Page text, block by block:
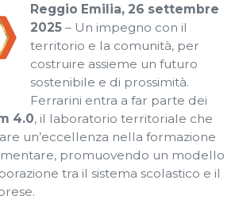
Reggio Emilia, 26 settembre
2025 – Un impegno con il
territorio e la comunità, per
costruire assieme un futuro
sostenibile e di prossimità.
Ferrarini entra a far parte dei
4.0, il laboratorio territoriale che
un’eccellenza nella formazione
promuovendo un modello
tra il sistema scolastico e il